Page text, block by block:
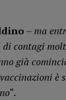
– ma
di contagi
già
è
“.